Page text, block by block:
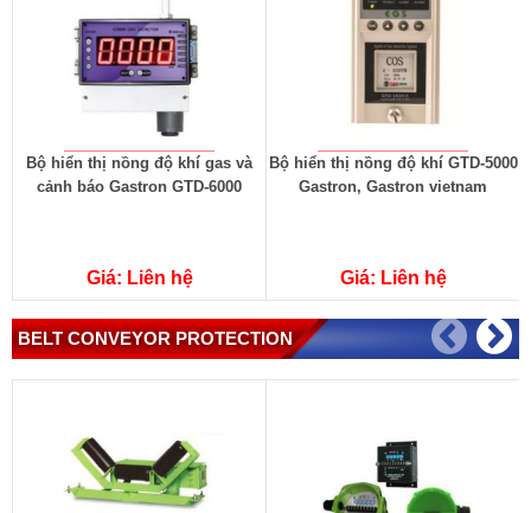
Bộ hiển thị nồng độ khí gas và
cảnh báo Gastron GTD-6000
Giá: Liên hệ
Bộ hiển thị nồng độ khí GTD-5000
Gastron, Gastron vietnam
Giá: Liên hệ
BELT CONVEYOR PROTECTION